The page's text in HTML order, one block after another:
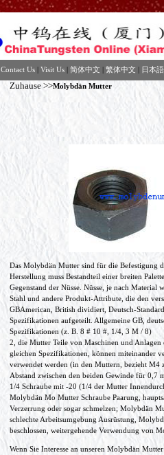
Contact Us | Visit Us | 简体中文 | 繁体中文 | 日本語
Zuhause >>Molybdän Mutter
Das Molybdän Mutter sind für die Befestigung
Herstellung muss Bestandteil einer breiten
Gegenstand der Nüsse. Nüsse, je nach
Stahl und andere Produkt-Attribute, die den
GBAmerican, British dividiert, Deutsch-
Spezifikationen aufgeteilt. Allgemeine GB,
Spezifikationen (z. B. 8 # 10 #, 1/4, 3 ​​M / 8)
2, die Mutter Teile von Maschinen und
gleichen Spezifikationen, können miteinander
verwendet werden (in den Muttern, bezieht M4
Abstand zwischen den beiden Gewinde für 0,7
1/4 Schraube mit -20 (1/4 der Mutter
Molybdän Mo Mutter Schraube Paarung,
Verzerrung oder sogar schmelzen; Molybdän
schlechte Arbeitsumgebung Ausrüstung,
beschlossen, weitergehende Verwendung von
Wenn Sie Interesse an unseren Molybdän